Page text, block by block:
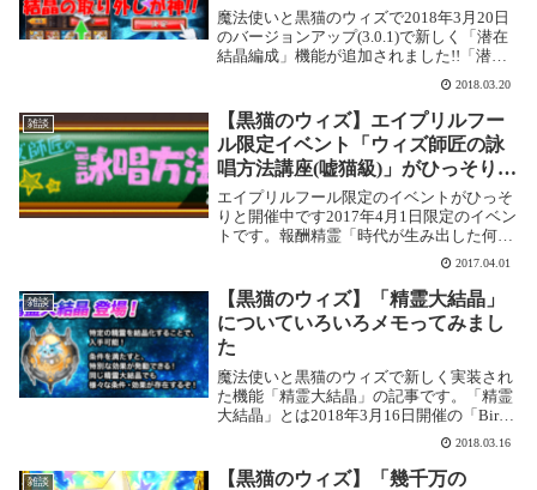
魔法使いと黒猫のウィズで2018年3月20日
のバージョンアップ(3.0.1)で新しく「潜在
結晶編成」機能が追加されました!!「潜在
結晶編成」とは22018年3月20日のバージ
ョンアップ(3.0.1)で潜在結晶の取り外しが
とても簡単便利になり...
2018.03.20
雑談
【黒猫のウィズ】エイプリルフー
ル限定イベント「ウィズ師匠の詠
唱方法講座(嘘猫級)」がひっそりと
開催中!!嘘猫のウィズがもらえま
す!
エイプリルフール限定のイベントがひっそ
りと開催中です2017年4月1日限定のイベン
トです。報酬精霊「時代が生み出した何か
嘘猫のウィズ(L)」がもらえます。アンサー
スキルに「左隣の精霊のアンサースキルを
発動する」が付いています。使い方によ
っ...
2017.04.01
雑談
【黒猫のウィズ】「精霊大結晶」
についていろいろメモってみまし
た
魔法使いと黒猫のウィズで新しく実装され
た機能「精霊大結晶」の記事です。「精霊
大結晶」とは2018年3月16日開催の「Birth
Of New Order」から新しく「精霊大結晶」
が登場です。「精霊大結晶」の作り方イベ
ントクエスト「ラナ3姉妹...
2018.03.16
雑談
【黒猫のウィズ】「幾千万の